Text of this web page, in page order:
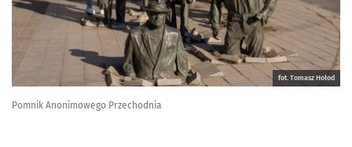
fot. Tomasz Hołod
Pomnik Anonimowego Przechodnia